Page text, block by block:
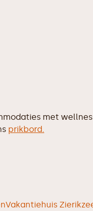
met
prikbord.
Vakantiehuis